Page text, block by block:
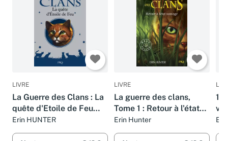
LIVRE
La Guerre des Clans : La
quête d'Etoile de Feu
(hors-série)
Erin HUNTER
LIVRE
La guerre des clans,
Tome 1 : Retour à l'état
sauvage
Erin Hunter
1.